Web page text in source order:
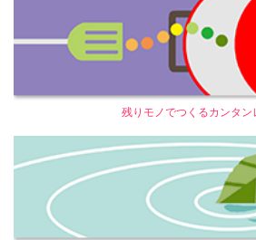
残りモノでつくるカンタン